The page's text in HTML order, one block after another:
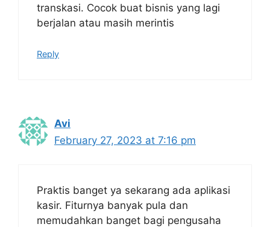
transkasi. Cocok buat bisnis yang lagi
berjalan atau masih merintis
Reply
Avi
February 27, 2023 at 7:16 pm
Praktis banget ya sekarang ada aplikasi
kasir. Fiturnya banyak pula dan
memudahkan banget bagi pengusaha